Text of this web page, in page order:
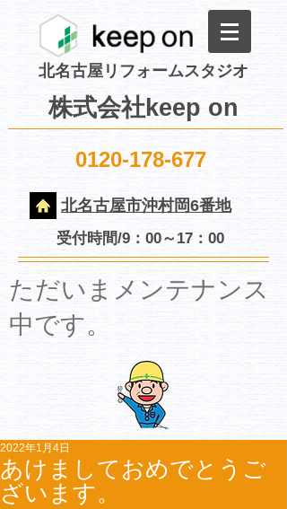
北名古屋リフォームスタジオ
株式会社keep on
0120-178-677
北名古屋市沖村岡6番地
受付時間/9：00～17：00
​ただいまメンテナンス
中です。
あけましておめでとうご
ざいます。
2022年1月4日